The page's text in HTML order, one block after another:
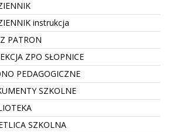
instrukcja
PATRON
ZPO SŁOPNICE
PEDAGOGICZNE
SZKOLNE
SZKOLNA